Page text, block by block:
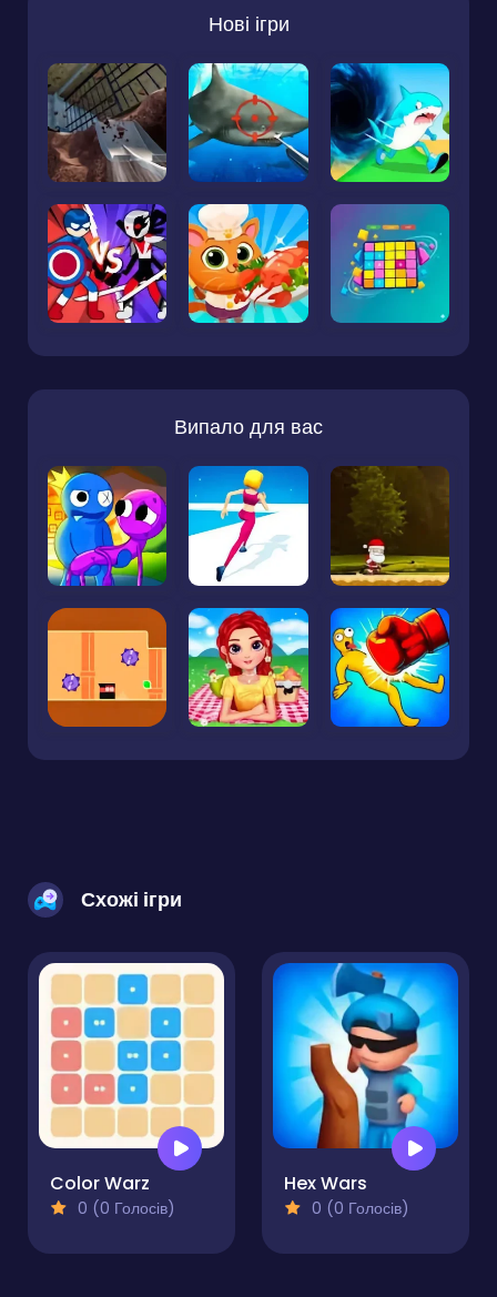
Нові ігри
Випало для вас
Схожі ігри
Color Warz
0 (0 Голосів)
Hex Wars
0 (0 Голосів)